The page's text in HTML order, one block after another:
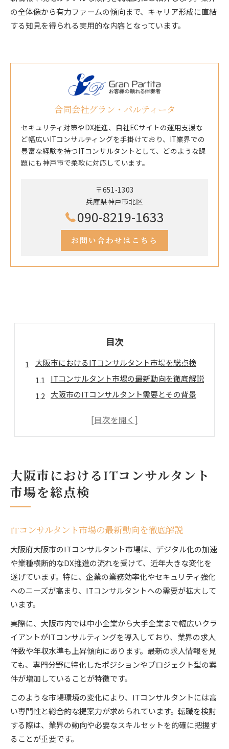
の全体像から有力ファームの傾向まで、キャリア形成に直結
する知見を得られる実用的な内容となっています。
合同会社グラン・パルティータ
セキュリティ対策やDX推進、自社ECサイトの運用支援な
ど幅広いITコンサルティングを手掛けており、IT業界での
豊富な経験を持つITコンサルタントとして、どのような課
題にも神戸市で柔軟に対応しています。
〒651-1303
兵庫県神戸市北区
090-8219-1633
お問い合わせはこちら
目次
大阪市におけるITコンサルタント市場を総点検
ITコンサルタント市場の最新動向を徹底解説
大阪市のITコンサルタント需要とその背景
大阪市内で注目されるITコンサルタント像
ITコンサルタント転職で重視すべきポイント
大阪の転職市場でITコンサルが有利な理由
大阪で求められるITコンサルのスキルとは
経験者が語るITコンサルタント転職の現状
ITコンサルタント経験者の転職体験談
転職後に実感したITコンサルの働き方変化
転職先選びに役立つITコンサルタントの傾向分析
ITコンサルタント企業の選び方を解説
業界別ITコンサルタント転職先の特徴
ITコンサルタント求人の傾向と見極め方
転職市場で注目のITコンサルタント像
ITコンサルタントのキャリアパス最新事情
大阪市で年収アップを目指すITコンサルの極意
大阪市におけるITコンサルタント
市場を総点検
ITコンサルタント市場の最新動向を徹底解説
大阪府大阪市のITコンサルタント市場は、デジタル化の加速
や業種横断的なDX推進の流れを受けて、近年大きな変化を
遂げています。特に、企業の業務効率化やセキュリティ強化
へのニーズが高まり、ITコンサルタントへの需要が拡大して
います。
実際に、大阪市内では中小企業から大手企業まで幅広いクラ
イアントがITコンサルティングを導入しており、業界の求人
件数や年収水準も上昇傾向にあります。最新の求人情報を見
ても、専門分野に特化したポジションやプロジェクト型の案
件が増加していることが特徴です。
このような市場環境の変化により、ITコンサルタントには高
い専門性と総合的な提案力が求められています。転職を検討
する際は、業界の動向や必要なスキルセットを的確に把握す
ることが重要です。